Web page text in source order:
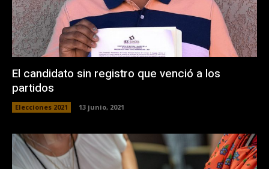
El candidato sin registro que venció a los
partidos
Elecciones 2021 13 junio, 2021